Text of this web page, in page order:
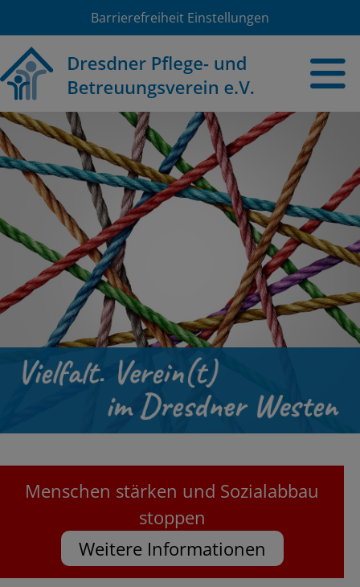
Barrierefreiheit Einstellungen
Menschen stärken und Sozialabbau
stoppen
Weitere Informationen